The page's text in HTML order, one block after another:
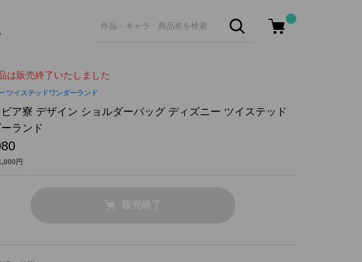
は販売終了いたしました
ツイステッドワンダーランド
ア寮 デザイン ショルダーバッグ ディズニー ツイステッド
ランド
円